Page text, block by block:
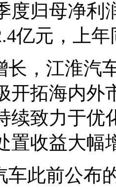
度归母净利
亿元，上
长，江淮汽
开拓海内外
续致力于优
置收益大幅
车此前公布